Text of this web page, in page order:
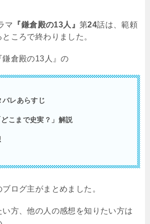
マ 『鎌倉殿の13人』第24話は、範頼
ころで終わりました。
鎌倉殿の13 人』の
レあらすじ
こまで史実？」解説
ログ主がまとめました。
い方、他の人の感想を知りたい方は